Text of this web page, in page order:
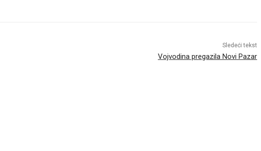
Sledeći tekst
Vojvodina pregazila Novi Pazar